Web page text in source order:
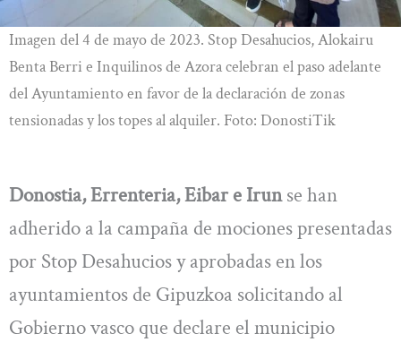
Imagen del 4 de mayo de 2023. Stop Desahucios, Alokairu
Benta Berri e Inquilinos de Azora celebran el paso adelante
del Ayuntamiento en favor de la declaración de zonas
tensionadas y los topes al alquiler. Foto: DonostiTik
Donostia, Errenteria, Eibar e Irunse han
adherido a la campaña de mociones presentadas
por Stop Desahucios y aprobadas en los
ayuntamientos de Gipuzkoa solicitando al
Gobierno vasco que declare el municipio